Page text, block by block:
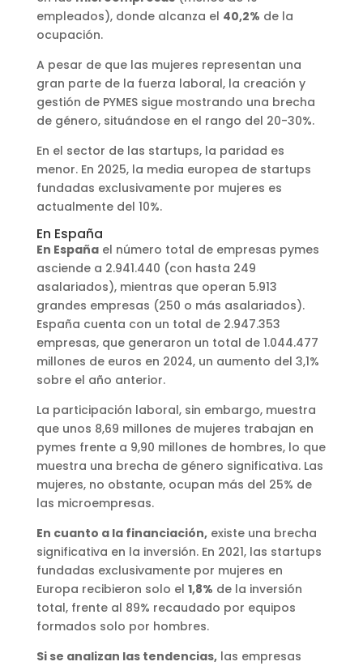
empleados), donde alcanza el 40,2% de la
ocupación.
A pesar de que las mujeres representan una
gran parte de la fuerza laboral, la creación y
gestión de PYMES sigue mostrando una brecha
de género, situándose en el rango del 20-30%.
En el sector de las startups, la paridad es
menor. En 2025, la media europea de startups
fundadas exclusivamente por mujeres es
actualmente del 10%.
En España
En Españael número total de empresas pymes
asciende a 2.941.440 (con hasta 249
asalariados), mientras que operan 5.913
grandes empresas (250 o más asalariados).
España cuenta con un total de 2.947.353
empresas, que generaron un total de 1.044.477
millones de euros en 2024, un aumento del 3,1%
sobre el año anterior.
La participación laboral, sin embargo, muestra
que unos 8,69 millones de mujeres trabajan en
pymes frente a 9,90 millones de hombres, lo que
muestra una brecha de género significativa. Las
mujeres, no obstante, ocupan más del 25% de
las microempresas.
En cuanto a la financiación,existe una brecha
significativa en la inversión. En 2021, las startups
fundadas exclusivamente por mujeres en
Europa recibieron solo el 1,8% de la inversión
total, frente al 89% recaudado por equipos
formados solo por hombres.
Si se analizan las tendencias,las empresas